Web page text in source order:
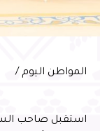
وعبّر المهندس
دعمه واهتمامه
التشغيل، بما
المواطن اليوم /
استقبل صاحب